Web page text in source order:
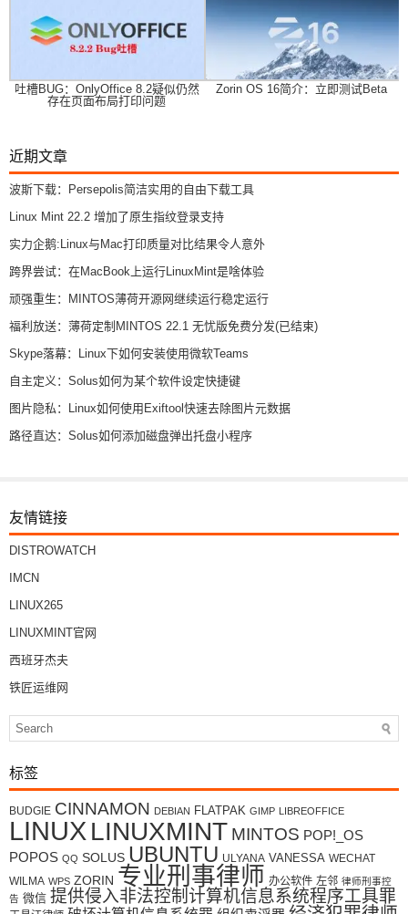
吐槽BUG：OnlyOffice 8.2疑似仍然
存在页面布局打印问题
Zorin OS 16简介：立即测试Beta
近期文章
波斯下载：Persepolis简洁实用的自由下载工具
Linux Mint 22.2 增加了原生指纹登录支持
实力企鹅:Linux与Mac打印质量对比结果令人意外
跨界尝试：在MacBook上运行LinuxMint是啥体验
顽强重生：MINTOS薄荷开源网继续运行稳定运行
福利放送：薄荷定制MINTOS 22.1 无忧版免费分发(已结束)
Skype落幕：Linux下如何安装使用微软Teams
自主定义：Solus如何为某个软件设定快捷键
图片隐私：Linux如何使用Exiftool快速去除图片元数据
路径直达：Solus如何添加磁盘弹出托盘小程序
友情链接
DISTROWATCH
IMCN
LINUX265
LINUXMINT官网
西班牙杰夫
铁匠运维网
标签
BUDGIE CINNAMON DEBIAN FLATPAK GIMP LIBREOFFICE
LINUX LINUXMINT MINTOS POP!_OS
POPOS QQ SOLUS UBUNTU ULYANA VANESSA WECHAT
WILMA WPS ZORIN 专业刑事律师 办公软件 左邻 律师刑事控
告 微信 提供侵入非法控制计算机信息系统程序工具罪